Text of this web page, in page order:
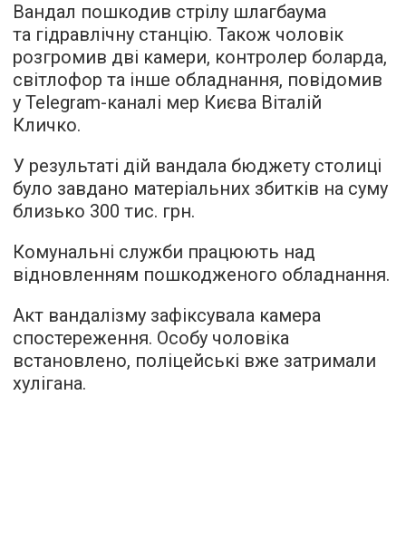
Вандал пошкодив стрілу шлагбаума
та гідравлічну станцію. Також чоловік
розгромив дві камери, контролер боларда,
світлофор та інше обладнання, повідомив
у Telegram-каналі мер Києва Віталій
Кличко.
У результаті дій вандала бюджету столиці
було завдано матеріальних збитків на суму
близько 300 тис. грн.
Комунальні служби працюють над
відновленням пошкодженого обладнання.
Акт вандалізму зафіксувала камера
спостереження. Особу чоловіка
встановлено, поліцейські вже затримали
хулігана.